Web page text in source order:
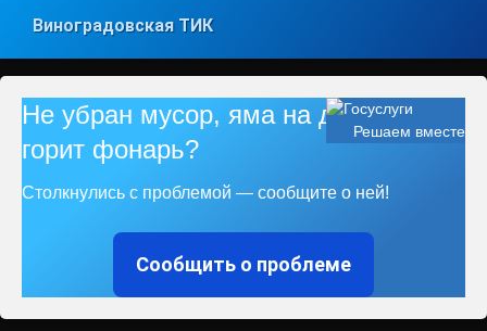
Виноградовская ТИК
Решаем вместе
Не убран мусор, яма на дороге, не
горит фонарь?
Столкнулись с проблемой — сообщите о ней!
Сообщить о проблеме